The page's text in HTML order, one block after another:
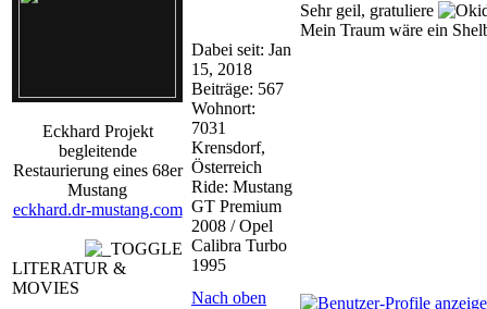
Eckhard Projekt
begleitende
Restaurierung eines 68er
Mustang
eckhard.dr-mustang.com
LITERATUR &
MOVIES
Dabei seit: Jan
15, 2018
Beiträge: 567
Wohnort:
7031
Krensdorf,
Österreich
Ride: Mustang
GT Premium
2008 / Opel
Calibra Turbo
1995
Sehr geil, gratuliere
Mein Traum wäre ein
Nach oben